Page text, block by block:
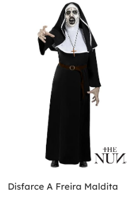
Disfarce A Freira Maldita